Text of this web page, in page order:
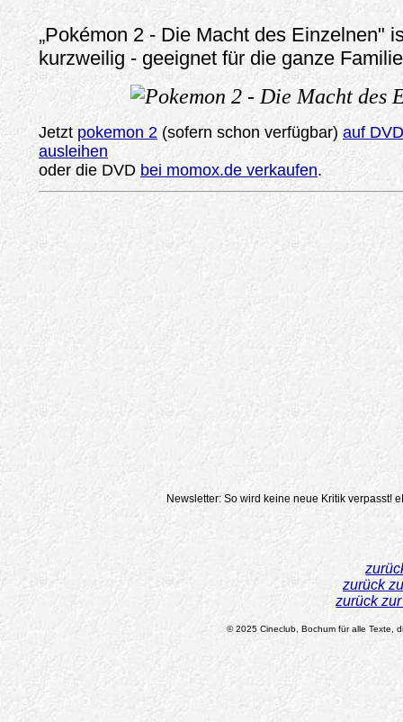
„Pokémon 2 - Die Macht des Einzelnen"
kurzweilig - geeignet für die ganze
Jetztpokemon 2 (sofern schon verfügbar) auf
ausleihen
oder die DVD bei momox.de verkaufen.
Newsletter: So wird keine neue Kritik verpasst!
zurück
zurück
© 2025 Cineclub, Bochum für alle Texte,